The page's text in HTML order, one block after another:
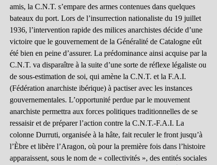
amis, la C.N.T. s’empare des armes contenues dans quelques
bateaux du port. Lors de l’insurrection nationaliste du 19 juillet
1936, l’intervention rapide des milices anarchistes décide d’une
victoire que le gouvernement de la Généralité de Catalogne eût
été bien en peine d’assurer. La prédominance ainsi acquise par la
C.N.T. va disparaître à la suite d’une sorte de réflexe légaliste ou
de sous-estimation de soi, qui amène la C.N.T. et la F.A.I.
(Fédération anarchiste ibérique) à pactiser avec les instances
gouvernementales. L’opportunité perdue par le mouvement
anarchiste permettra aux forces politiques traditionnelles de se
ressaisir et de préparer l’action contre la C.N.T.-F.A.I. La
colonne Durruti, organisée à la hâte, fait reculer le front jusqu’à
l’Èbre et libère l’Aragon, où pour la première fois dans l’histoire
apparaissent, sous le nom de « collectivités », des entités sociales